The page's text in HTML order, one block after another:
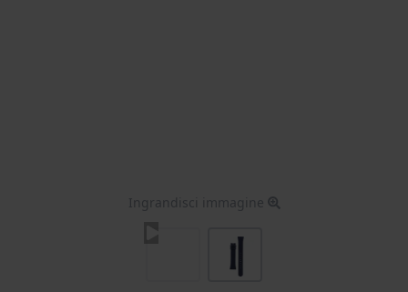
Ingrandisci immagine